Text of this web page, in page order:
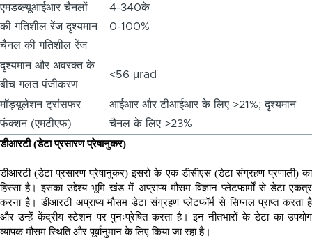
एमडब्ल्यूआईआर चैनलों
की गतिशील रेंज दृश्यमान
चैनल की गतिशील रेंज
4-340के
0-100%
दृश्यमान और अवरक्त के
बीच गलत पंजीकरण
<56 μrad
मॉड्यूलेशन ट्रांसफर
फंक्शन (एमटीएफ)
आईआर और टीआईआर के लिए >21%; दृश्यमान
चैनल के लिए >23%
डीआरटी(डेटा प्रसारण प्रेषानुकर)
डीआरटी(डेटा प्रसारण प्रेषानुकर)इसरो के एक डीसीएस (डेटा संग्रहण प्रणाली)का
हिस्सा है। इसका उद्देश्य भूमि खंड में अप्राप्य मौसम विज्ञान प्लेटफार्मों से डेटा एकत्र
करना है। डीआरटी अप्राप्य मौसम डेटा संग्रहण प्लेटफॉर्म से सिग्नल प्राप्त करता है
और उन्हें केंद्रीय स्टेशन पर पुनःप्रेषित करता है। इन नीतभारों के डेटा का उपयोग
व्यापक मौसम स्थिति और पूर्वानुमान के लिए किया जा रहा है।